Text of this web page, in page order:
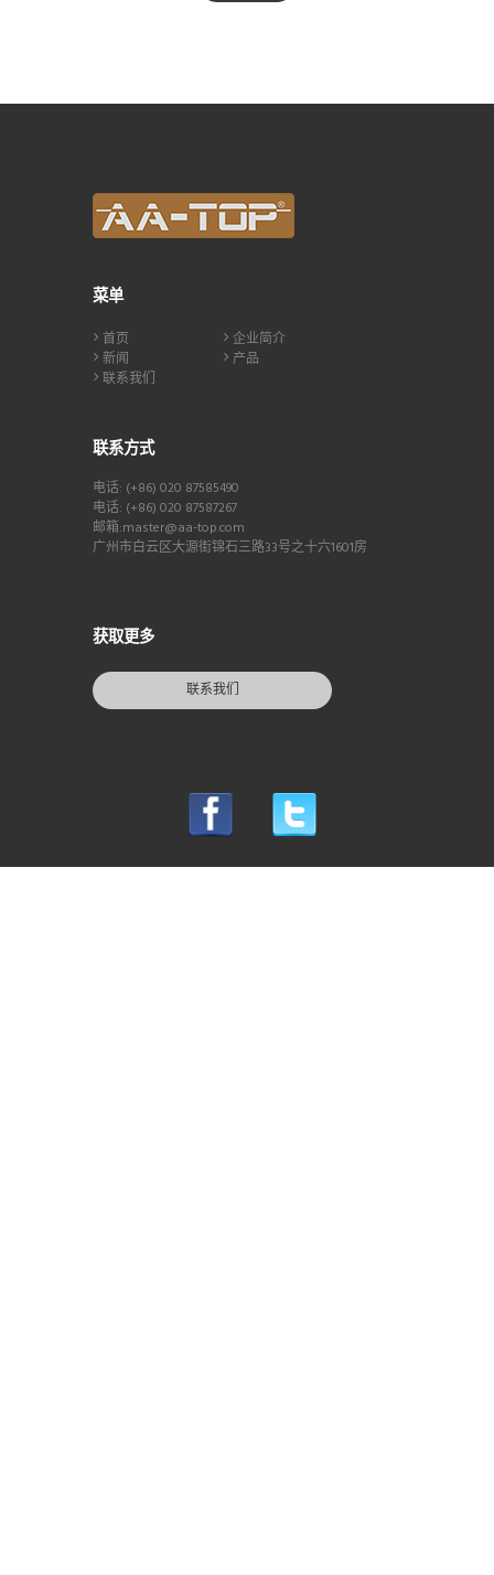
菜单
首页
企业简介
新闻
产品
联系我们
联系方式
电话: (+86) 020 87585490
电话: (+86) 020 87587267
邮箱:master@aa-top.com
广州市白云区大源街锦石三路33号之十六1601房
获取更多
联系我们